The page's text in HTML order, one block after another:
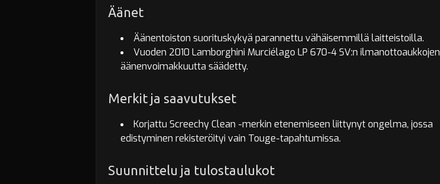
Äänet
Äänentoiston suorituskykyä parannettu vähäisemmillä laitteistoilla.
Vuoden 2010 Lamborghini Murciélago LP 670-4 SV:n ilmanottoaukkojen
äänenvoimakkuutta säädetty.
Merkit ja saavutukset
Korjattu Screechy Clean -merkin etenemiseen liittynyt ongelma, jossa
edistyminen rekisteröityi vain Touge-tapahtumissa.
Suunnittelu ja tulostaulukot